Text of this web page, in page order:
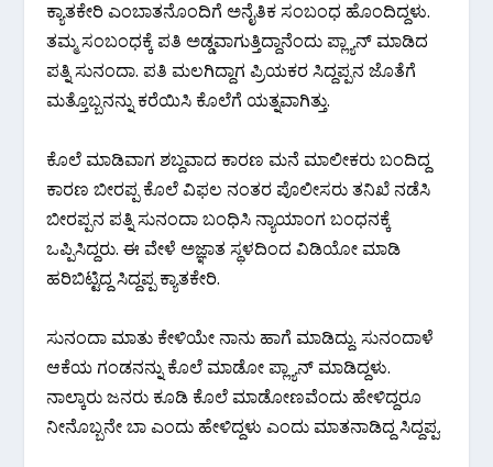
ಕ್ಯಾತಕೇರಿ ಎಂಬಾತನೊಂದಿಗೆ ಅನೈತಿಕ ಸಂಬಂಧ ಹೊಂದಿದ್ದಳು.
ತಮ್ಮ ಸಂಬಂಧಕ್ಕೆ ಪತಿ ಅಡ್ಡವಾಗುತ್ತಿದ್ದಾನೆಂದು ಪ್ಲ್ಯಾನ್ ಮಾಡಿದ
ಪತ್ನಿ ಸುನಂದಾ. ಪತಿ ಮಲಗಿದ್ದಾಗ ಪ್ರಿಯಕರ ಸಿದ್ದಪ್ಪನ ಜೊತೆಗೆ
ಮತ್ತೊಬ್ಬನನ್ನು ಕರೆಯಿಸಿ ಕೊಲೆಗೆ ಯತ್ನವಾಗಿತ್ತು.
ಕೊಲೆ ಮಾಡಿವಾಗ ಶಬ್ದವಾದ ಕಾರಣ ಮನೆ ಮಾಲೀಕರು ಬಂದಿದ್ದ
ಕಾರಣ ಬೀರಪ್ಪ ಕೊಲೆ ವಿಫಲ ನಂತರ ಪೊಲೀಸರು ತನಿಖೆ ನಡೆಸಿ
ಬೀರಪ್ಪನ ಪತ್ನಿ ಸುನಂದಾ ಬಂಧಿಸಿ ನ್ಯಾಯಾಂಗ ಬಂಧನಕ್ಕೆ
ಒಪ್ಪಿಸಿದ್ದರು. ಈ ವೇಳೆ ಅಜ್ಞಾತ ಸ್ಥಳದಿಂದ ವಿಡಿಯೋ ಮಾಡಿ
ಹರಿಬಿಟ್ಟಿದ್ದ ಸಿದ್ದಪ್ಪ ಕ್ಯಾತಕೇರಿ.
ಸುನಂದಾ ಮಾತು ಕೇಳಿಯೇ ನಾನು ಹಾಗೆ ಮಾಡಿದ್ದು. ಸುನಂದಾಳೆ
ಆಕೆಯ ಗಂಡನನ್ನು ಕೊಲೆ ಮಾಡೋ ಪ್ಲ್ಯಾನ್ ಮಾಡಿದ್ದಳು.
ನಾಲ್ಕಾರು ಜನರು ಕೂಡಿ ಕೊಲೆ ಮಾಡೋಣವೆಂದು ಹೇಳಿದ್ದರೂ
ನೀನೊಬ್ಬನೇ ಬಾ ಎಂದು ಹೇಳಿದ್ದಳು ಎಂದು ಮಾತನಾಡಿದ್ದ ಸಿದ್ದಪ್ಪ.